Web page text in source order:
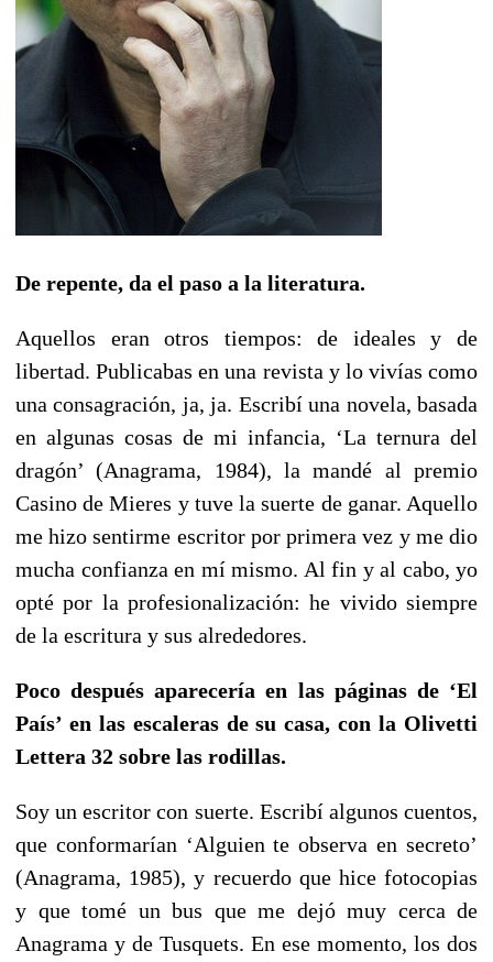
De repente, da el paso a la literatura.
Aquellos eran otros tiempos: de ideales y de
libertad. Publicabas en una revista y lo vivías como
una consagración, ja, ja. Escribí una novela, basada
en algunas cosas de mi infancia, ‘La ternura del
dragón’ (Anagrama, 1984), la mandé al premio
Casino de Mieres y tuve la suerte de ganar. Aquello
me hizo sentirme escritor por primera vez y me dio
mucha confianza en mí mismo. Al fin y al cabo, yo
opté por la profesionalización: he vivido siempre
de la escritura y sus alrededores.
Poco después aparecería en las páginas de ‘El
País’ en las escaleras de su casa, con la Olivetti
Lettera 32 sobre las rodillas.
Soy un escritor con suerte. Escribí algunos cuentos,
que conformarían ‘Alguien te observa en secreto’
(Anagrama, 1985), y recuerdo que hice fotocopias
y que tomé un bus que me dejó muy cerca de
Anagrama y de Tusquets. En ese momento, los dos